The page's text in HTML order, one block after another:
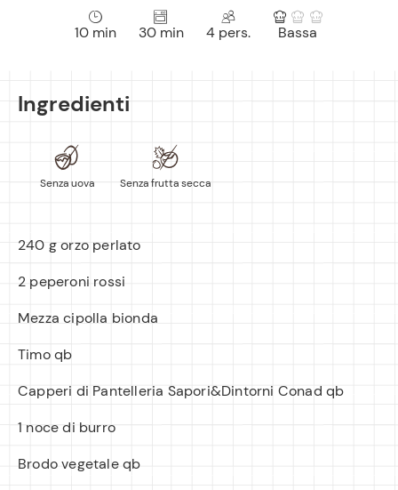
10 min 30 min 4 pers. Bassa
Ingredienti
Senza uova Senza frutta secca
240 g orzo perlato
2 peperoni rossi
Mezza cipolla bionda
Timo qb
Capperi di Pantelleria Sapori&Dintorni Conad qb
1 noce di burro
Brodo vegetale qb